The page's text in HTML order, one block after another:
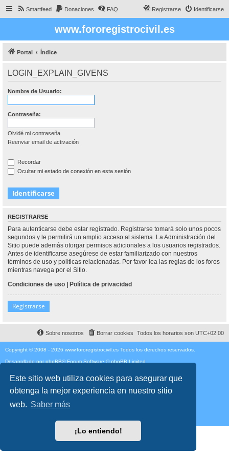
Este sitio web utiliza cookies para asegurar que
obtenga la mejor experiencia en nuestro sitio
web. Saber más
¡Lo entiendo!
Smartfeed Donaciones FAQ Identificarse
Registrarse
www.fororegistrocivil.es
Portal Índice
LOGIN_EXPLAIN_GIVENS
Nombre de Usuario:
Contraseña:
Olvidé mi contraseña
Reenviar email de activación
Recordar
Ocultar mi estado de conexión en esta sesión
REGISTRARSE
Para autenticarse debe estar registrado. Registrarse tomará solo unos pocos
segundos y le permitirá un amplio acceso al sistema. La Administración del
Sitio puede además otorgar permisos adicionales a los usuarios registrados.
Antes de identificarse asegúrese de estar familiarizado con nuestros
términos de uso y políticas relacionadas. Por favor lea las reglas de los foros
mientras navega por el Sitio.
Condiciones de uso | Política de privacidad
Registrarse
Todos los horarios son UTC+02:00
Borrar cookies
Sobre nosotros
Copyright © 2008 - 2026 www.fororegistrocivil.es Todos los derechos reservados.
Desarrollado por phpBB® Forum Software © phpBB Limited
Styleproflatpor © Mazeltof2017
Privacidad|Condiciones
Time: 0.190s| Peak Memory Usage: 1.96 MiB | GZIP: Off |Queries: 12